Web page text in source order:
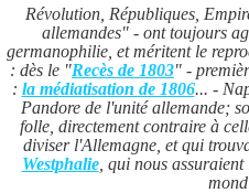
Révolution, Républiques,
allemandes" - ont toujours
germanophilie, et méritent le
: dès le "Recès de 1803" -
: la médiatisation de 1806... -
Pandore de l'unité allemande;
folle, directement contraire à
diviser l'Allemagne, et qui
Westphalie, qui nous assuraient